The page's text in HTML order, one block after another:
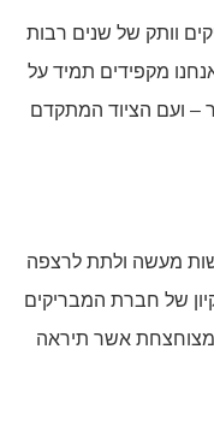
וותק של שנים רבות
מקפידים תמיד על
– ועם הציוד המתקדם
מעשה ולתת לרצפה
של חברת המבריקים
אשר תיראה